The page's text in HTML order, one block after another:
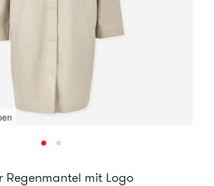
Regenmantel mit Logo